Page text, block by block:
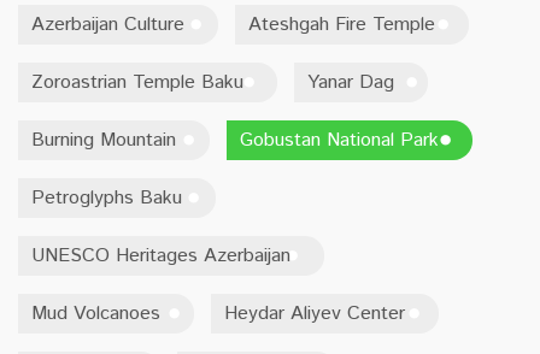
Azerbaijan Culture Ateshgah Fire Temple
Zoroastrian Temple Baku Yanar Dag
Burning Mountain Gobustan National Park
Petroglyphs Baku
UNESCO Heritages Azerbaijan
Mud Volcanoes Heydar Aliyev Center